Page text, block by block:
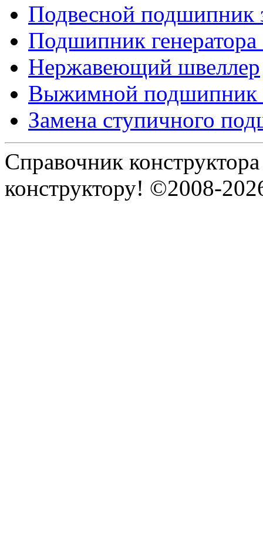
Подвесной подшипник
Подшипник генератора
Нержавеющий швеллер
Выжимной подшипник
Замена ступичного
Справочник
конструктору! ©2008-